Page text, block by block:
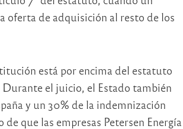
oferta de adquisición al resto de los
está por encima del estatuto
Durante el juicio, el Estado también
y un 30% de la indemnización
que las empresas Petersen Energía